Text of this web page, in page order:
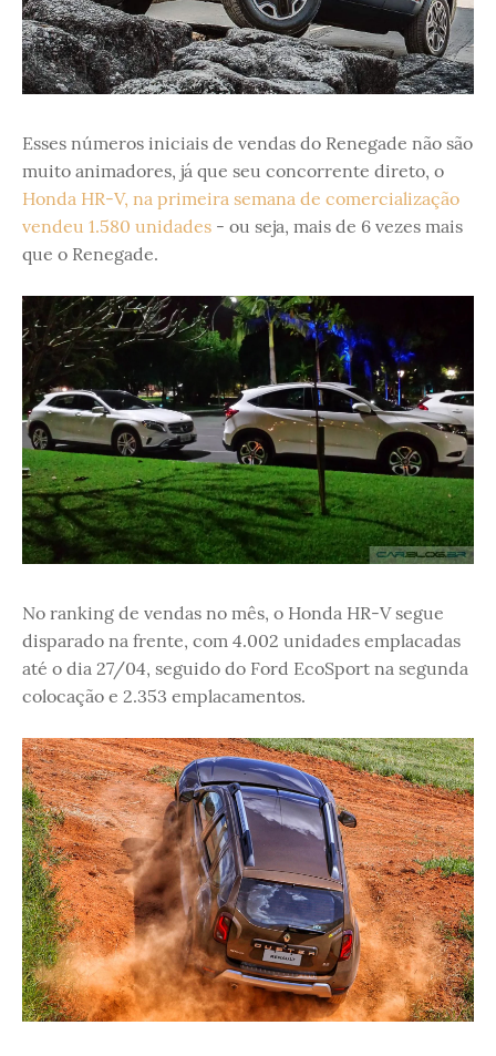
Esses números iniciais de vendas do Renegade não são
muito animadores, já que seu concorrente direto, o
Honda HR-V, na primeira semana de comercialização
vendeu 1.580 unidades - ou seja, mais de 6 vezes mais
que o Renegade.
No ranking de vendas no mês, o Honda HR-V segue
disparado na frente, com 4.002 unidades emplacadas
até o dia 27/04, seguido do Ford EcoSport na segunda
colocação e 2.353 emplacamentos.